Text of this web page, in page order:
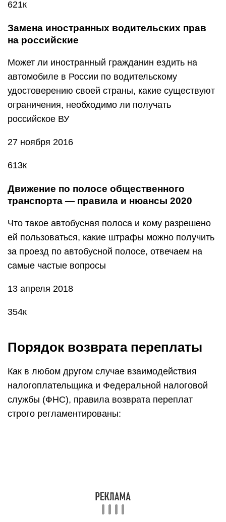
621к
Замена иностранных водительских прав
на российские
Может ли иностранный гражданин ездить на
автомобиле в России по водительскому
удостоверению своей страны, какие существуют
ограничения, необходимо ли получать
российское ВУ
27 ноября 2016
613к
Движение по полосе общественного
транспорта — правила и нюансы 2020
Что такое автобусная полоса и кому разрешено
ей пользоваться, какие штрафы можно получить
за проезд по автобусной полосе, отвечаем на
самые частые вопросы
13 апреля 2018
354к
Порядок возврата переплаты
Как в любом другом случае взаимодействия
налогоплательщика и Федеральной налоговой
службы (ФНС), правила возврата переплат
строго регламентированы: